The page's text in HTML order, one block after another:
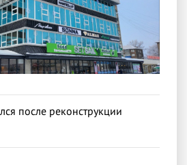
после реконструкции